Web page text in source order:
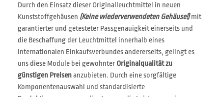
Durch den Einsatz dieser Originalleuchtmittel in neuen
Kunststoffgehäusen (Keine wiederverwendeten Gehäuse!)mit
garantierter und getesteter Passgenauigkeit einerseits und
die Beschaffung der Leuchtmittel innerhalb eines
internationalen Einkaufsverbundes andererseits, gelingt es
uns diese Module bei gewohnter Originalqualität zu
günstigen Preisenanzubieten. Durch eine sorgfältige
Komponentenauswahl und standardisierte